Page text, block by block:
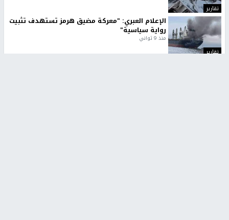
تقارير
تقارير
الإعلام العبري: "معركة مضيق هرمز تستهدف تثبيت
رواية سياسية"
منذ 9 ثواني